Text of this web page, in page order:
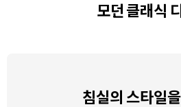
모던 클래식
침실의 스타일